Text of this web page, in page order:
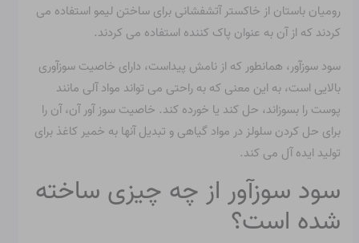
رومیان باستان از خاکستر آتشفشانی برای ساختن لیمو استفاده می
کردند که از آن به عنوان پاک کننده استفاده می کردند.
سود سوزآور، همانطور که از نامش پیداست، دارای خاصیت سوزآوری
بالایی است، به این معنی که به راحتی می تواند مواد آلی مانند
پوست را بسوزاند، حل کند یا خورده کند. خاصیت سوز آور آن، آن را
برای حل کردن سلولز در مواد گیاهی و تبدیل آنها به خمیر کاغذ برای
تولید ایده آل می کند.
سود سوزآور از چه چیزی ساخته
شده است؟